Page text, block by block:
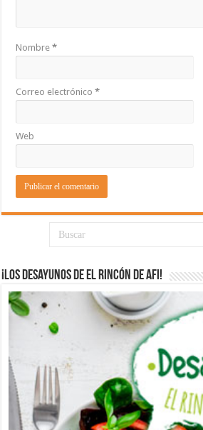
Nombre*
Correo electrónico*
Web
¡Los desayunos de El Rincón de Afi!